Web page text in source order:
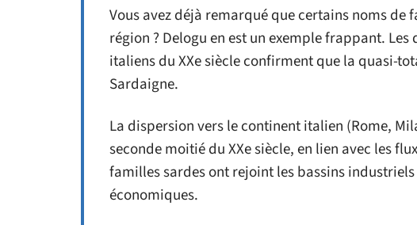
Vous avez déjà remarqué que certains noms
région ? Delogu en est un exemple frappant. Les
italiens du XXe siècle confirment que la quasi-
Sardaigne.
La dispersion vers le continent italien (Rome,
seconde moitié du XXe siècle, en lien avec les
familles sardes ont rejoint les bassins
économiques.